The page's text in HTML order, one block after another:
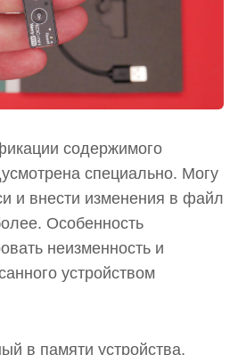
содержимого
специально. Могу
и внести изменения в файл
Особенность
неизменность и
устройством
в памяти устройства,